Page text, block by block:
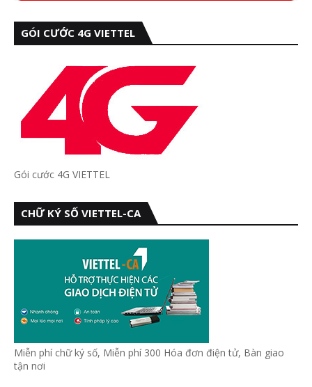
GÓI CƯỚC 4G VIETTEL
Gói cước 4G VIETTEL
CHỮ KÝ SỐ VIETTEL-CA
Miễn phí chữ ký số, Miễn phí 300 Hóa đơn điện tử, Bàn giao
tận nơi